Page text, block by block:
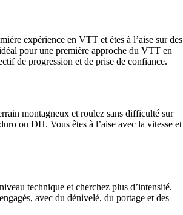
expérience en VTT et êtes à l’aise sur des
pour une première approche du VTT en
de progression et de prise de confiance.
montagneux et roulez sans difficulté sur
ou DH. Vous êtes à l’aise avec la vitesse et
technique et cherchez plus d’intensité.
avec du dénivelé, du portage et des